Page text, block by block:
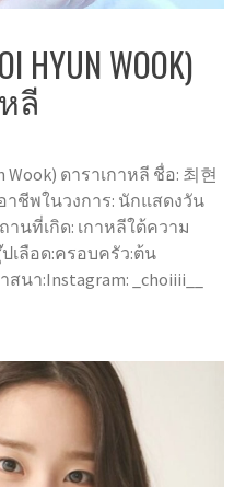
WOOK)
ลี
ดาราเกาหลี ชื่อ: 최현
อาชีพในวงการ: นักแสดงวัน
านที่เกิด: เกาหลีใต้ความ
ปเลือด:ครอบครัว:ต้น
นา:Instagram: _choiiii__